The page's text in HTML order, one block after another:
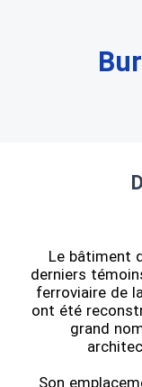
Le bâtiment
derniers
ferroviaire de
ont été
grand
Son